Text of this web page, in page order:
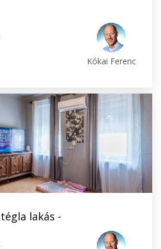
Kókai Ferenc
lakás -